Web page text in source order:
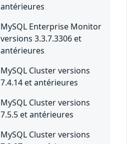
antérieures
MySQL Enterprise Monitor
versions 3.3.7.3306 et
antérieures
MySQL Cluster versions
7.4.14 et antérieures
MySQL Cluster versions
7.5.5 et antérieures
MySQL Cluster versions